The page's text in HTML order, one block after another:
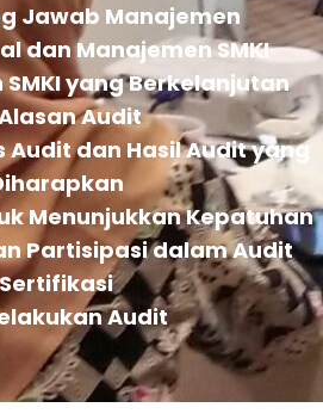
Jawab Manajemen
dan Manajemen SMKI
yang Berkelanjutan
Alasan Audit
Audit dan Hasil Audit yang
Menunjukkan Kepatuhan
Partisipasi dalam Audit
Sertifikasi
Audit